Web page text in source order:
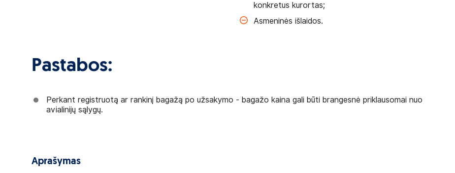
konkretus kurortas;
Asmeninės išlaidos.
Pastabos:
Perkant registruotą ar rankinį bagažą po užsakymo - bagažo kaina gali būti brangesnė priklausomai nuo
avialinijų sąlygų.
Aprašymas